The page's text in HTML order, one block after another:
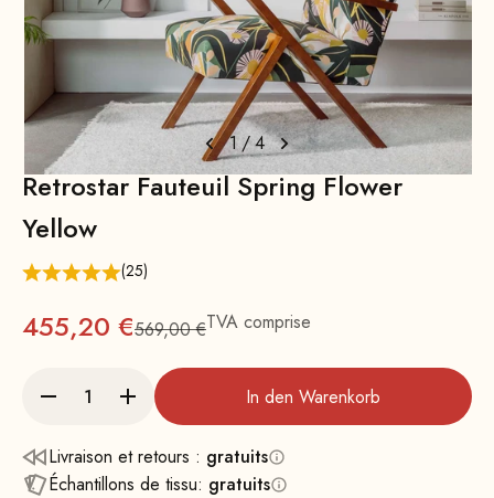
1 /4
Retrostar Fauteuil Spring Flower
Yellow
(25)
Prix
455,20 €Prix normal : 569
569,00 €TVA comprise
In den Warenkorb
Livraison et retours : gratuits
Échantillons de tissu: gratuits